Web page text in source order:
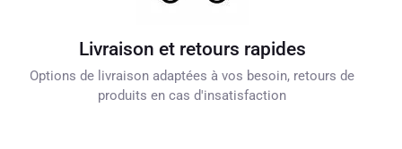
Livraison et retours rapides
Options de livraison adaptées à vos besoin, retours de
produits en cas d'insatisfaction